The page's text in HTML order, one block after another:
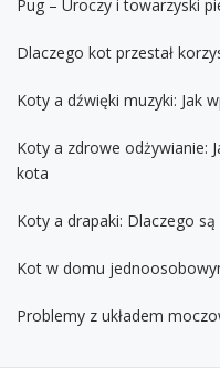
Pug – Uroczy i towarzyski
Dlaczego kot przestał
Koty a dźwięki muzyki: Jak
Koty a zdrowe odżywianie:
kota
Koty a drapaki: Dlaczego
Kot w domu
Problemy z układem